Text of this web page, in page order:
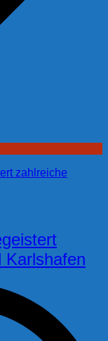
Karlshafen